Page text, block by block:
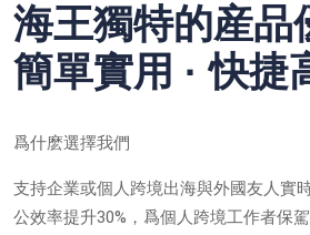
海王獨特的産品
簡單實用 · 快捷
爲什麽選擇我們
支持企業或個人跨境出海與外國友人實
公效率提升30%，爲個人跨境工作者保駕